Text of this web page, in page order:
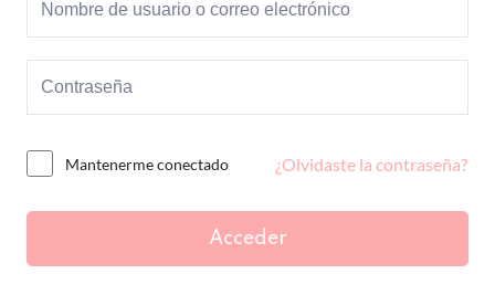
Mantenerme conectado ¿Olvidaste la contraseña?
Acceder